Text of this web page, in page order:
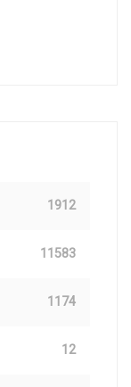
1912
11583
1174
12